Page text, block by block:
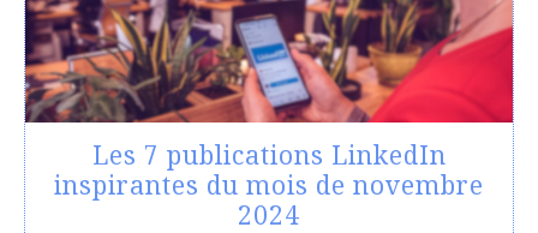
Les 7 publications LinkedIn
inspirantes du mois de novembre
2024